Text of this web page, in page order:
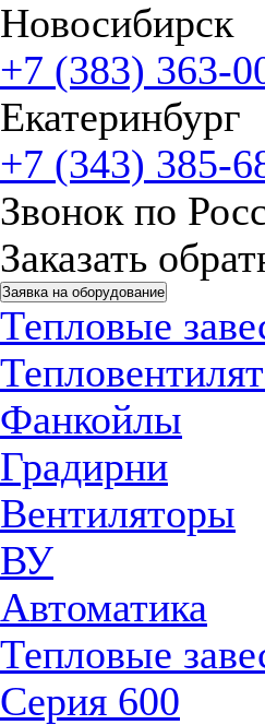
Новосибирск
+7 (383) 363-
Екатеринбург
+7 (343) 385-
Звонок по
Заказать
Заявка на оборудование
Тепловые
Фанкойлы
Градирни
Вентиляторы
ВУ
Автоматика
Тепловые
Серия 600